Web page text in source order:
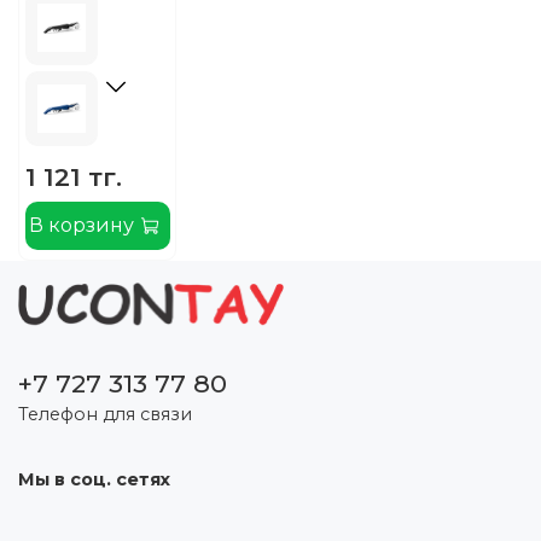
1 121 тг.
В корзину
+7 727 313 77 80
Телефон для связи
Мы в соц. сетях